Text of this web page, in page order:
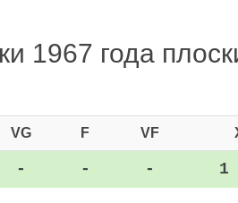
1967 года
VG F VF
- - - 1